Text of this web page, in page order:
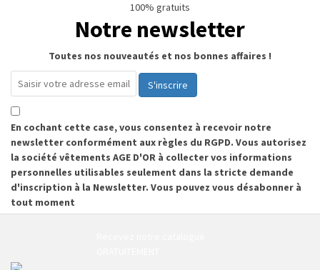
100% gratuits
Notre newsletter
Toutes nos nouveautés et nos bonnes affaires !
S'inscrire
En cochant cette case, vous consentez à recevoir notre
newsletter conformément aux règles du RGPD. Vous autorisez
la société vêtements AGE D'OR à collecter vos informations
personnelles utilisables seulement dans la stricte demande
d'inscription à la Newsletter. Vous pouvez vous désabonner à
tout moment